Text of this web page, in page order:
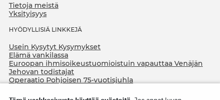
Tietoja meistä
Yksityisyys
HYÖDYLLISIÄ LINKKEJÄ
Usein Kysytyt Kysymykset
Elämä vankilassa
Euroopan ihmisoikeustuomioistuin vapauttaa Venäjän
Jehovan todistajat
Operaatio Pohjoisen 75-vuotisjuhla